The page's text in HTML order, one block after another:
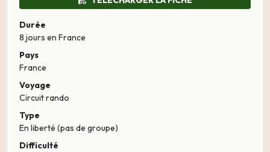
Durée
8 jours en France
Pays
France
Voyage
Circuit rando
Type
En liberté (pas de groupe)
Difficulté